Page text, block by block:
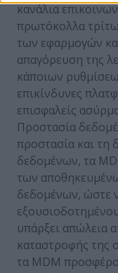
κανάλια
πρωτόκολλα
των εφαρμογών
απαγόρευση της
κάποιων
επικίνδυνες
επισφαλείς
Προστασία
προστασία και τη
δεδομένων, τα
των
δεδομένων, ώστε
υπάρξει απώλεια
καταστροφής της
τα MDM